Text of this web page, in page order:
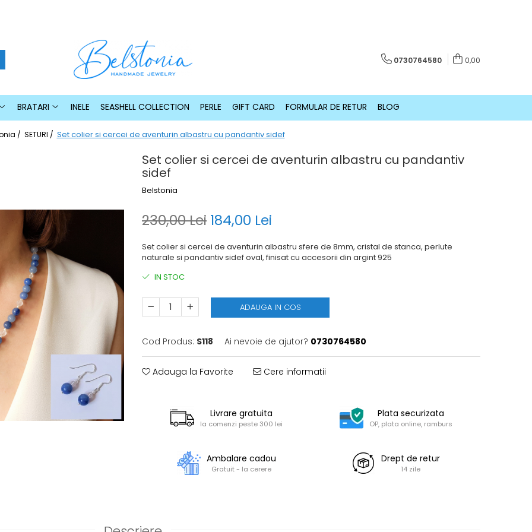
0730764580 0,00
BRATARI INELE SEASHELL COLLECTION PERLE GIFT CARD FORMULAR DE RETUR BLOG
/ SETURI / Set colier si cercei de aventurin albastru cu pandantiv sidef
Set colier si cercei de aventurin albastru cu pandantiv
sidef
Belstonia
230,00 Lei 184,00 Lei
Set colier si cercei de aventurin albastru sfere de 8mm, cristal de stanca, perlute
naturale si pandantiv sidef oval, finisat cu accesorii din argint 925
IN STOC
ADAUGA IN COS
Cod Produs: S118 Ai nevoie de ajutor? 0730764580
Adauga la Favorite Cere informatii
Livrare gratuita
la comenzi peste 300 lei
Plata securizata
OP, plata online, ramburs
Ambalare cadou
Gratuit - la cerere
Drept de retur
14 zile